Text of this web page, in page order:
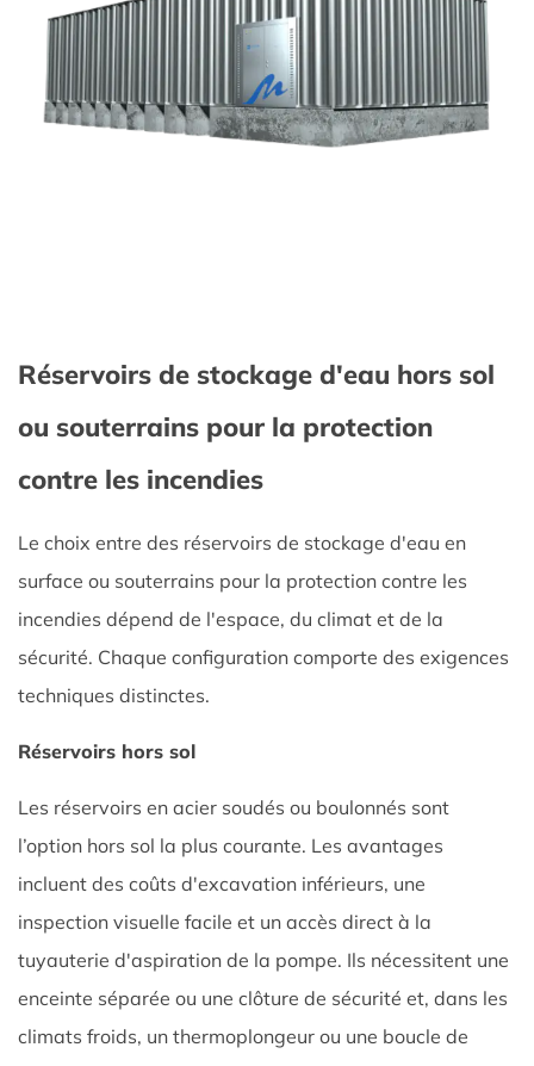
Réservoirs de stockage d'eau hors sol
ou souterrains pour la protection
contre les incendies
Le choix entre des réservoirs de stockage d'eau en
surface ou souterrains pour la protection contre les
incendies dépend de l'espace, du climat et de la
sécurité. Chaque configuration comporte des exigences
techniques distinctes.
Réservoirs hors sol
Les réservoirs en acier soudés ou boulonnés sont
l’option hors sol la plus courante. Les avantages
incluent des coûts d'excavation inférieurs, une
inspection visuelle facile et un accès direct à la
tuyauterie d'aspiration de la pompe. Ils nécessitent une
enceinte séparée ou une clôture de sécurité et, dans les
climats froids, un thermoplongeur ou une boucle de